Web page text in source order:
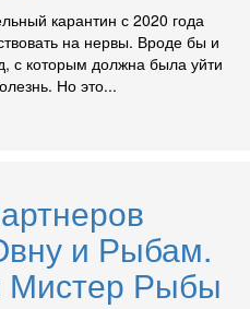
карантин с 2020 года
на нервы. Вроде бы и
с которым должна была уйти
Но это...
и Рыбам.
Мистер Рыбы